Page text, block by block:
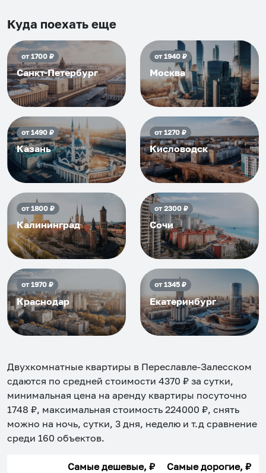
приезжать еще...
Куда поехать еще
от1700₽
Санкт-Петербург
от1940₽
Москва
от1490₽
Казань
от1270₽
Кисловодск
от1800₽
Калининград
от2300₽
Сочи
от1970₽
Краснодар
от1345₽
Екатеринбург
Двухкомнатные квартиры в Переславле-Залесском
сдаются по средней стоимости 4370 ₽ за сутки,
минимальная цена на аренду квартиры посуточно
1748 ₽, максимальная стоимость 224000 ₽, снять
можно на ночь, сутки, 3 дня, неделю и т.д сравнение
среди 160 объектов.
Самые дешевые, ₽ Самые дорогие, ₽